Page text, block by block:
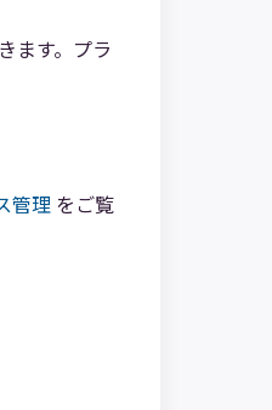
ます。プラ
管理 をご覧